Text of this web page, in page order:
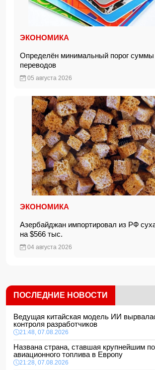
ЭКОНОМИКА
Определён минимальный порог суммы
переводов
05 августа 2026
ЭКОНОМИКА
Азербайджан импортировал из РФ
на $566 тыс.
04 августа 2026
ПОСЛЕДНИЕ НОВОСТИ
Ведущая китайская модель ИИ
контроля разработчиков
21:48, 07.08.2026
Названа страна, ставшая крупнейшим
авиационного топлива в Европу
21:28, 07.08.2026